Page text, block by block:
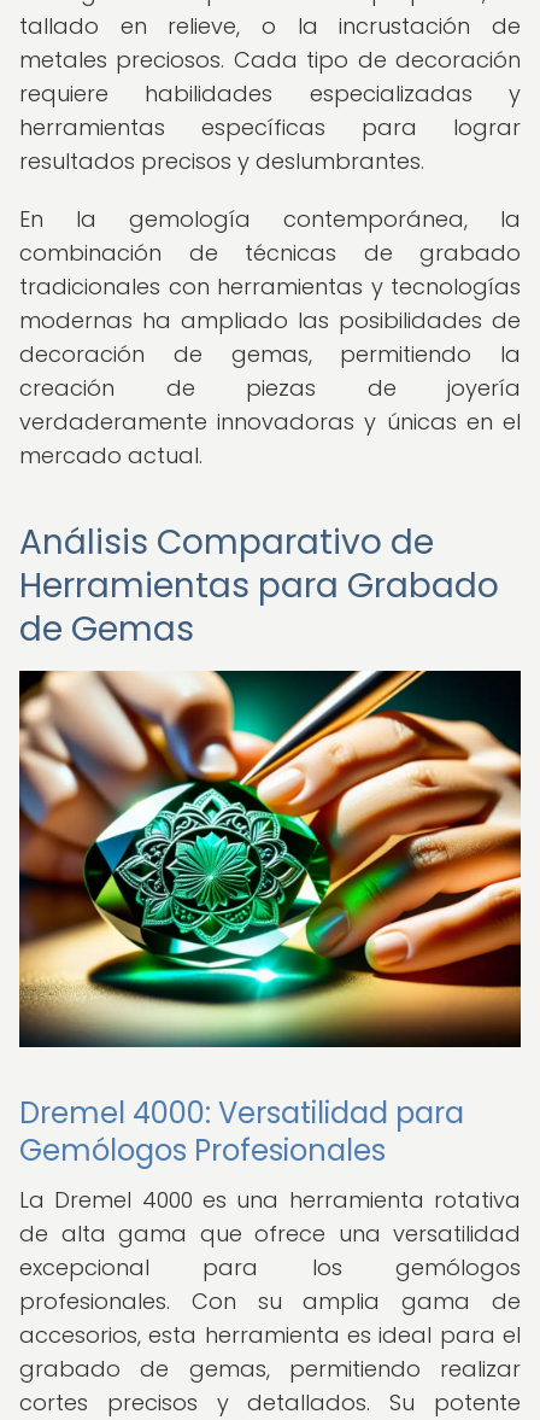
tallado en relieve, o la incrustación de
metales preciosos. Cada tipo de decoración
requiere habilidades especializadas y
herramientas específicas para lograr
resultados precisos y deslumbrantes.
En la gemología contemporánea, la
combinación de técnicas de grabado
tradicionales con herramientas y tecnologías
modernas ha ampliado las posibilidades de
decoración de gemas, permitiendo la
creación de piezas de joyería
verdaderamente innovadoras y únicas en el
mercado actual.
Análisis Comparativo de
Herramientas para Grabado
de Gemas
Dremel 4000: Versatilidad para
Gemólogos Profesionales
La Dremel 4000 es una herramienta rotativa
de alta gama que ofrece una versatilidad
excepcional para los gemólogos
profesionales. Con su amplia gama de
accesorios, esta herramienta es ideal para el
grabado de gemas, permitiendo realizar
cortes precisos y detallados. Su potente